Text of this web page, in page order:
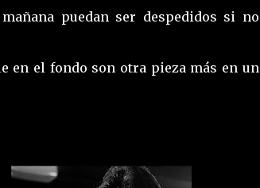
puedan ser despedidos si no
en el fondo son otra pieza más en un